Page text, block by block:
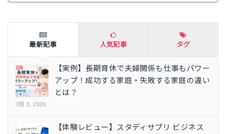
最新記事 人気記事 タグ
【実例】長期育休で夫婦関係も仕事もパワー
アップ！成功する家庭・失敗する家庭の違い
とは？
7月 3, 2026
【体験レビュー】スタディサプリ ビジネス